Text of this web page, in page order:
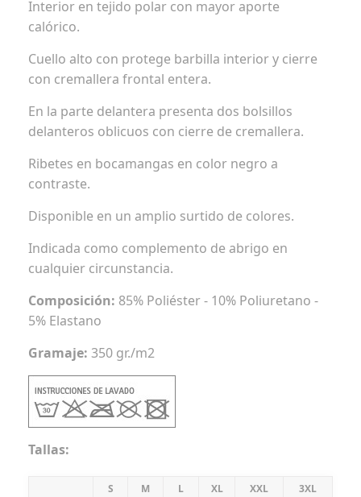
Interior en tejido polar con mayor aporte
calórico.
Cuello alto con protege barbilla interior y cierre
con cremallera frontal entera.
En la parte delantera presenta dos bolsillos
delanteros oblicuos con cierre de cremallera.
Ribetes en bocamangas en color negro a
contraste.
Disponible en un amplio surtido de colores.
Indicada como complemento de abrigo en
cualquier circunstancia.
Composición: 85% Poliéster - 10% Poliuretano -
5% Elastano
Gramaje: 350 gr./m2
Tallas:
S M L XL XXL
3XL